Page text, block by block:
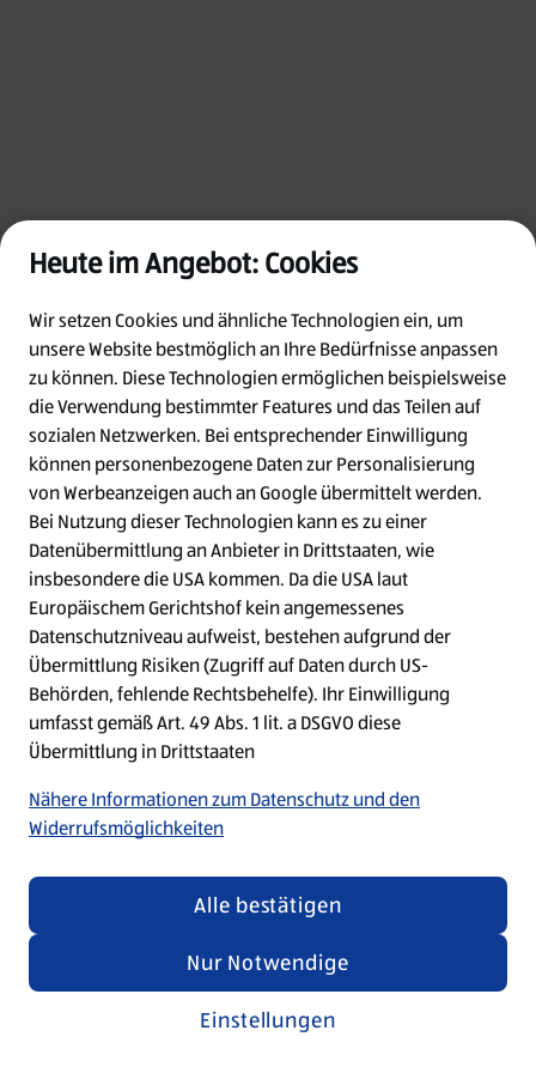
Oops!
Something went wrong. Please try refreshing
the app
Refresh
Heute im Angebot: Cookies
Wir setzen Cookies und ähnliche Technologien ein, um
unsere Website bestmöglich an Ihre Bedürfnisse anpassen
zu können. Diese Technologien ermöglichen beispielsweise
die Verwendung bestimmter Features und das Teilen auf
sozialen Netzwerken. Bei entsprechender Einwilligung
können personenbezogene Daten zur Personalisierung
von Werbeanzeigen auch an Google übermittelt werden.
Bei Nutzung dieser Technologien kann es zu einer
Datenübermittlung an Anbieter in Drittstaaten, wie
insbesondere die USA kommen. Da die USA laut
Europäischem Gerichtshof kein angemessenes
Datenschutzniveau aufweist, bestehen aufgrund der
Übermittlung Risiken (Zugriff auf Daten durch US-
Behörden, fehlende Rechtsbehelfe). Ihr Einwilligung
umfasst gemäß Art. 49 Abs. 1 lit. a DSGVO diese
Übermittlung in Drittstaaten
Nähere Informationen zum Datenschutz und den
Widerrufsmöglichkeiten
Einstellungen
Nur Notwendige
Alle bestätigen